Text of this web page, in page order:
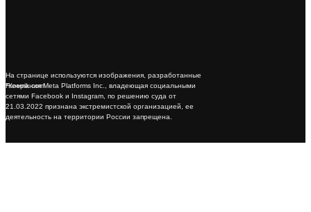
*Компания Meta Platforms Inc., владеющая социальными
сетями Facebook и Instagram, по решению суда от
21.03.2022 признана экстремистской организацией, ее
деятельность на территории России запрещена.
На странице используются изображения, разработанные
Freepik.com